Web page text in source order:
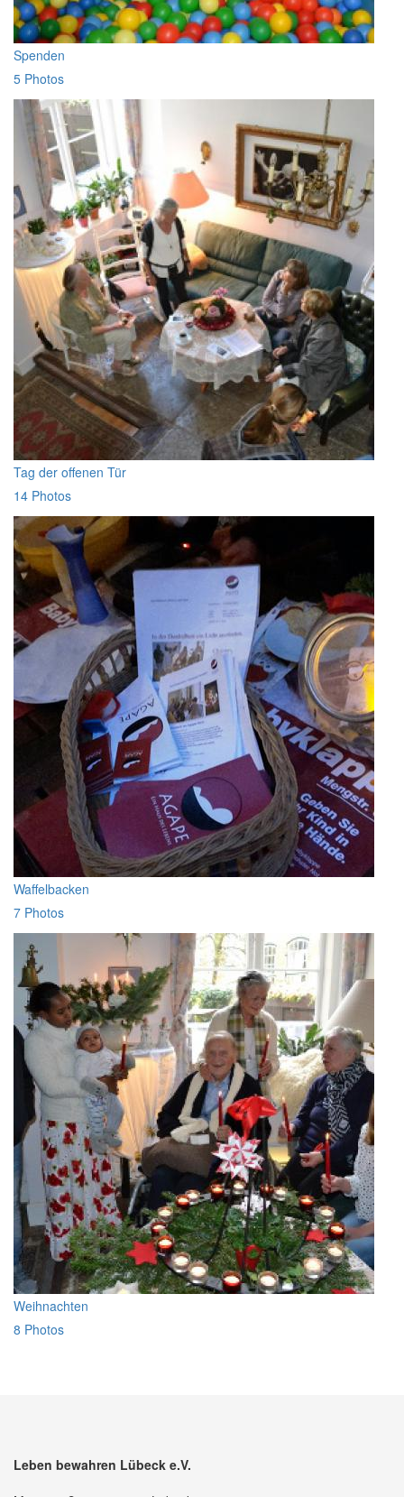
Spenden
5 Photos
Tag der offenen Tür
14 Photos
Waffelbacken
7 Photos
Weihnachten
8 Photos
Leben bewahren Lübeck e.V.